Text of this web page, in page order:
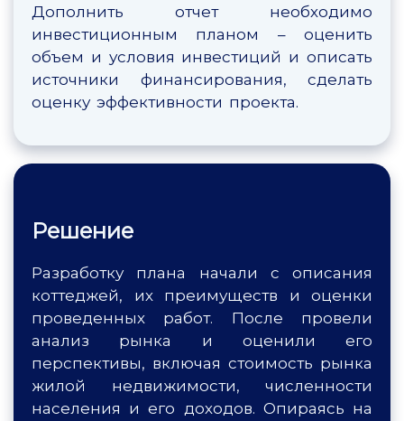
Дополнить отчет необходимо
инвестиционным планом – оценить
объем и условия инвестиций и описать
источники финансирования, сделать
оценку эффективности проекта.
Решение
Разработку плана начали с описания
коттеджей, их преимуществ и оценки
проведенных работ. После провели
анализ рынка и оценили его
перспективы, включая стоимость рынка
жилой недвижимости, численности
населения и его доходов. Опираясь на